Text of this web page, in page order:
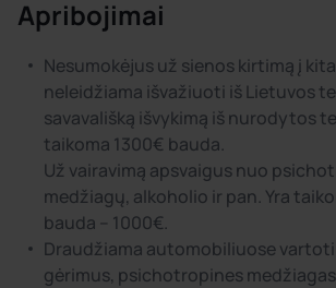
Apribojimai
Nesumokėjus už sienos kirtimą į
neleidžiama išvažiuoti iš Lietuvos
savavališką išvykimą iš nurodytos
taikoma 1300€ bauda.
Už vairavimą apsvaigus nuo
medžiagų, alkoholio ir pan. Yra
bauda – 1000€.
Draudžiama automobiliuose
gėrimus, psichotropines